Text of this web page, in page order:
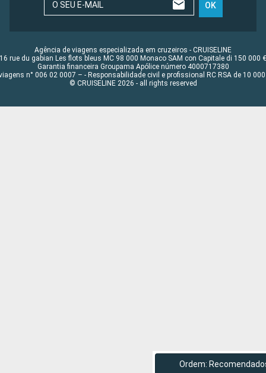
Ordem:
O SEU E-MAIL OK
Agência de viagens especializada em cruzeiros - CRUISELINE
16 rue du gabian Les flots bleus MC 98 000 Monaco SAM con Capitale di 150 000 €
Garantia financeira Groupama Apólice número 4000717380
n° 006 02 0007 – - Responsabilidade civil e profissional RC RSA de 10 000
© CRUISELINE 2026 - all rights reserved